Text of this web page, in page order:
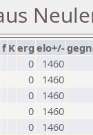
f Kerg elo+/-
0
1460
0
1460
0
1460
0
1460
0
1460